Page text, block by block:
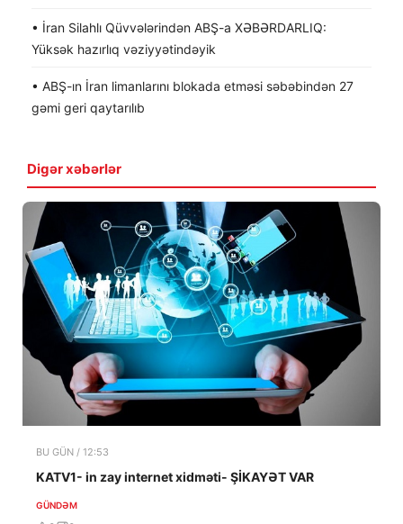
• İran Silahlı Qüvvələrindən ABŞ-a XƏBƏRDARLIQ:
Yüksək hazırlıq vəziyyətindəyik
• ABŞ-ın İran limanlarını blokada etməsi səbəbindən 27
gəmi geri qaytarılıb
Digər xəbərlər
BU GÜN / 12:53
KATV1- in zay internet xidməti- ŞİKAYƏT VAR
GÜNDƏM